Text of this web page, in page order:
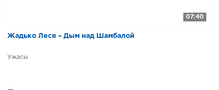
07:40
Жадько Леся – Дым над Шамбалой
Ужасы